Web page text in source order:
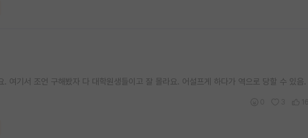
여기서 조언 구해봤자 다 대학원생들이고 잘 몰라요. 어설프게 하다가 역으로 당할 수 있음.